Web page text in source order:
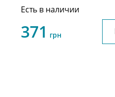
101402006059
Есть в наличии
371 грн